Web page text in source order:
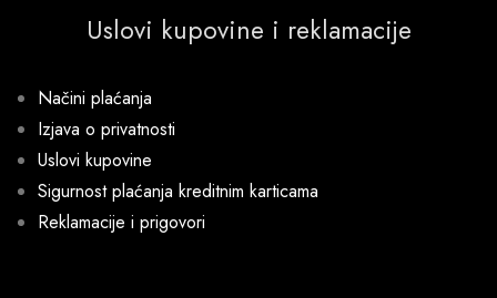
Uslovi kupovine i reklamacije
Načini plaćanja
Izjava o privatnosti
Uslovi kupovine
Sigurnost plaćanja kreditnim karticama
Reklamacije i prigovori